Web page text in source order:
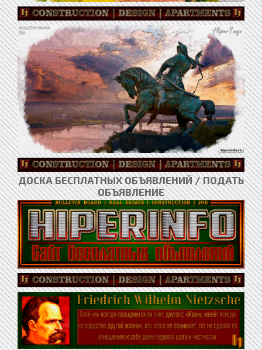
ДОСКА БЕСПЛАТНЫХ ОБЪЯВЛЕНИЙ / ПОДАТЬ
ОБЪЯВЛЕНИЕ